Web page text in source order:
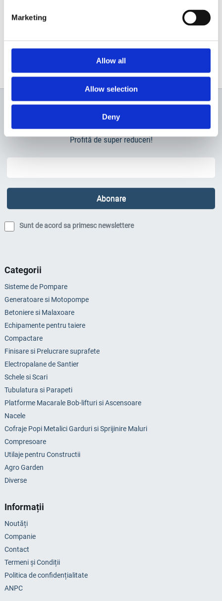
Marketing
Allow all
Allow selection
Deny
Newsletter
Profită de super reduceri!
Sunt de acord sa primesc newslettere
Categorii
Sisteme de Pompare
Generatoare si Motopompe
Betoniere si Malaxoare
Echipamente pentru taiere
Compactare
Finisare si Prelucrare suprafete
Electropalane de Santier
Schele si Scari
Tubulatura si Parapeti
Platforme Macarale Bob-lifturi si Ascensoare
Nacele
Cofraje Popi Metalici Garduri si Sprijinire Maluri
Compresoare
Utilaje pentru Constructii
Agro Garden
Diverse
Informații
Noutăți
Companie
Contact
Termeni și Condiții
Politica de confidențialitate
ANPC